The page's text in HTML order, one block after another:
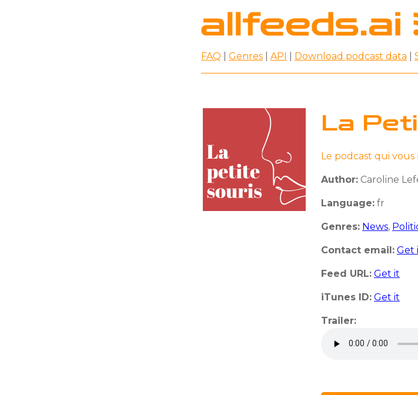
FAQ Genres API Download podcast data
La
Le podcast qui
Author: Caroline
Language: fr
Genres: News,
Contact email: Get
Feed URL: Get it
iTunes ID: Get it
Trailer: